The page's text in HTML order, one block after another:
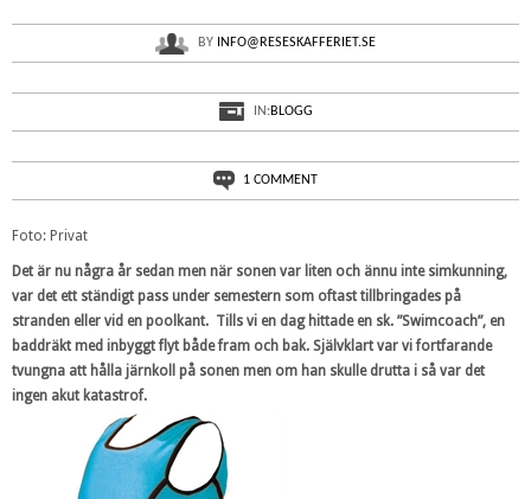
BY INFO@RESESKAFFERIET.SE
IN:BLOGG
1 COMMENT
Foto: Privat
Det är nu några år sedan men när sonen var liten och ännu inte simkunning,
var det ett ständigt pass under semestern som oftast tillbringades på
stranden eller vid en poolkant. Tills vi en dag hittade en sk. ”Swimcoach”, en
baddräkt med inbyggt flyt både fram och bak. Självklart var vi fortfarande
tvungna att hålla järnkoll på sonen men om han skulle drutta i så var det
ingen akut katastrof.